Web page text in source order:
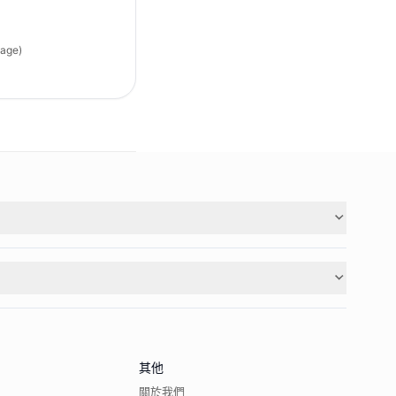
其他
關於我們